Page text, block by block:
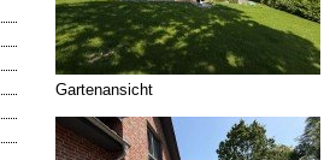
Gartenansicht